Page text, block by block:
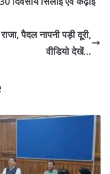
पैदल नापनी पड़ी दूरी,
वीडियो देखें…